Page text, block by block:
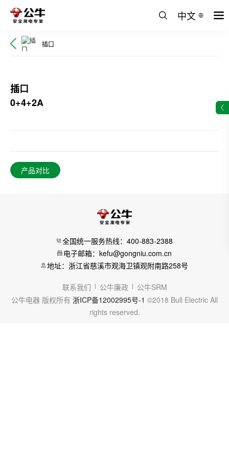
中文
插口
插口
0+4+2A
产品对比
全国统一服务热线：400-883-2388
电子邮箱：kefu@gongniu.com.cn
地址：浙江省慈溪市观海卫镇观附南路258号
联系我们 公牛廉政
公牛SRM
公牛电器 版权所有 浙ICP备12002995号-1 ©2018 Bull Electric All
rights reserved.